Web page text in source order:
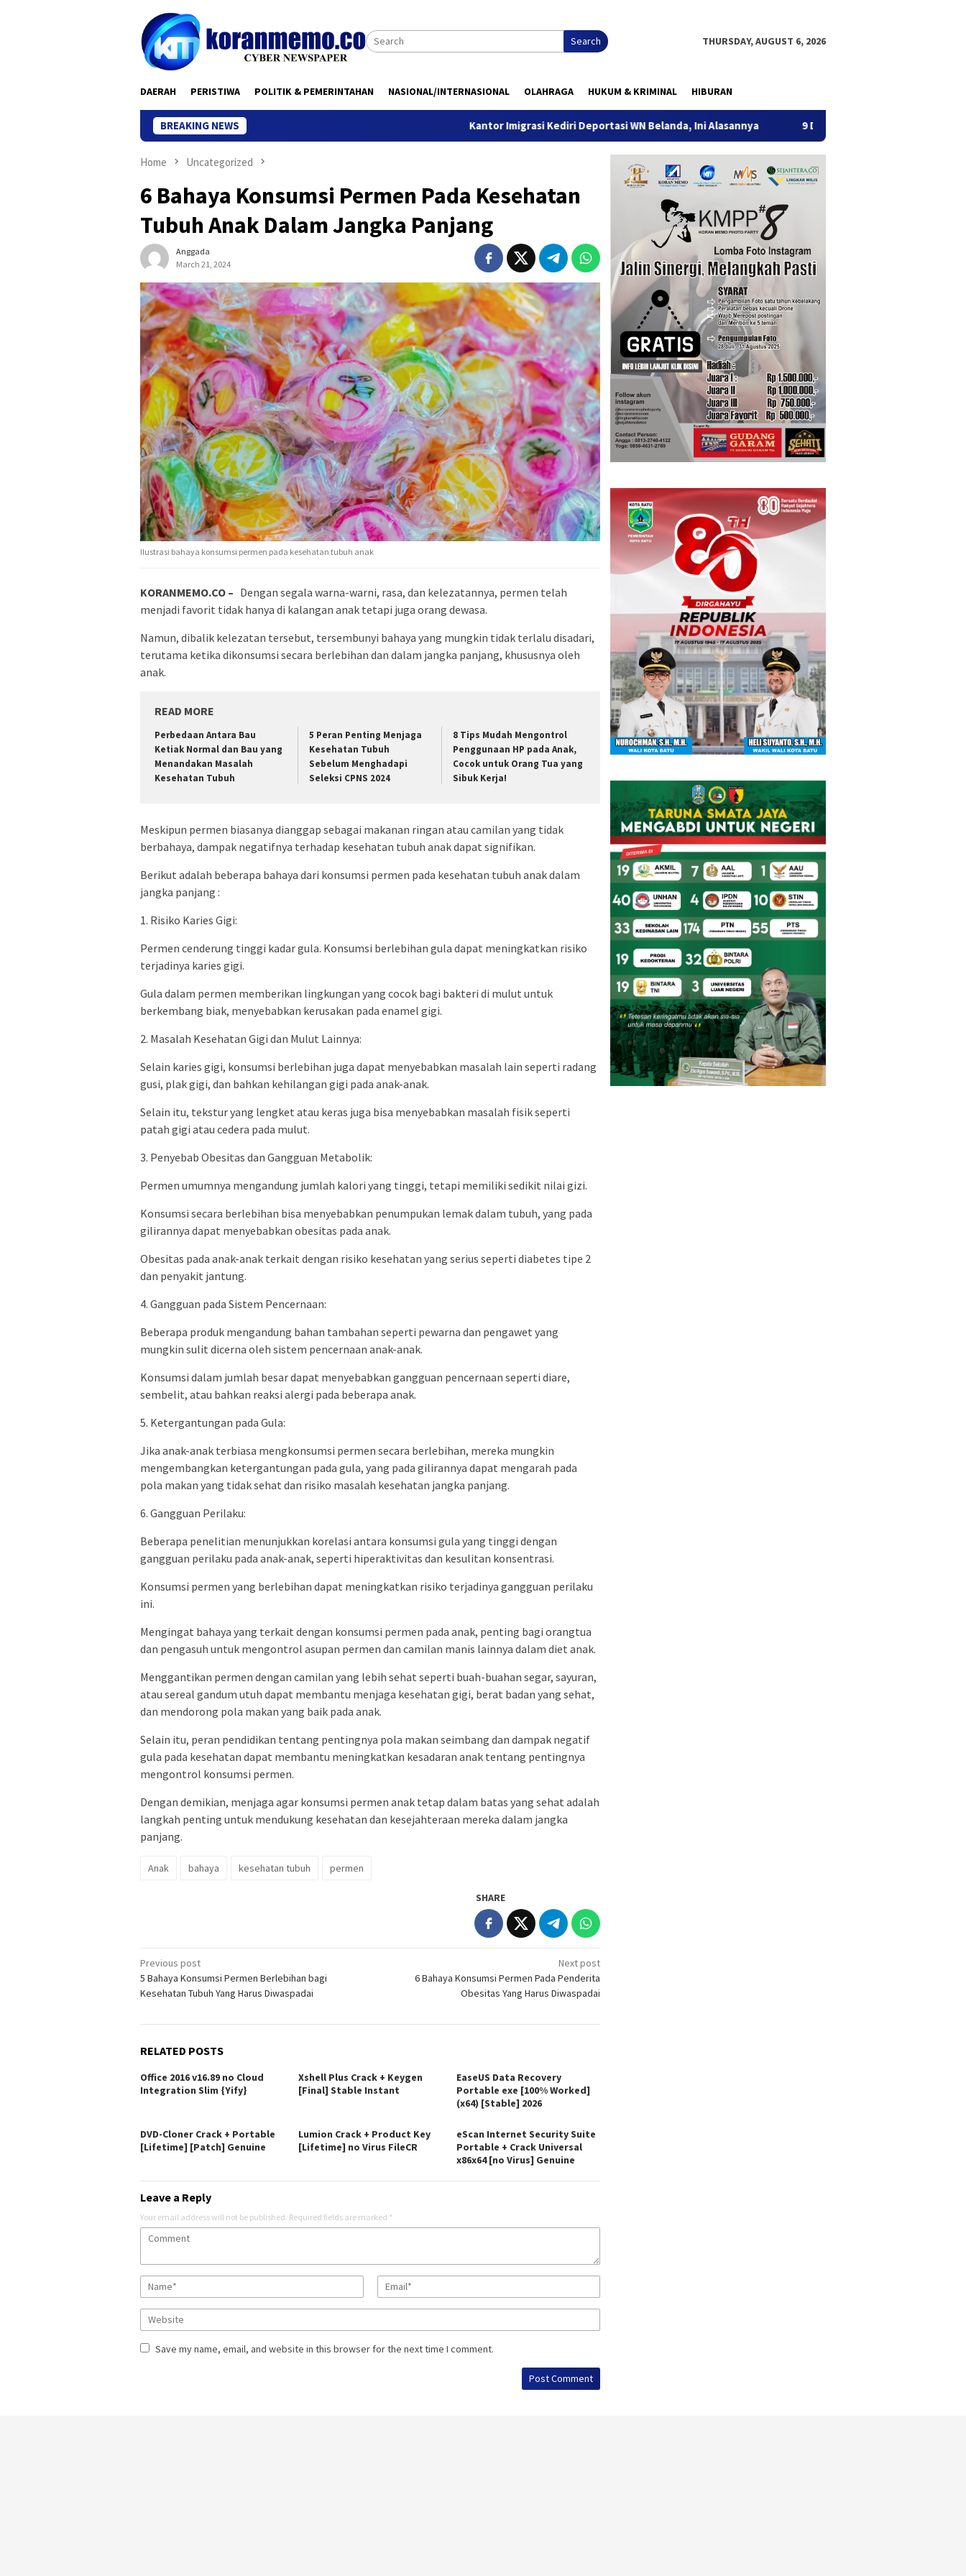
Search THURSDAY, AUGUST 6, 2026
DAERAH PERISTIWA POLITIK & PEMERINTAHAN NASIONAL/INTERNASIONAL OLAHRAGA HUKUM & KRIMINAL HIBURAN
BREAKING NEWS Kantor Imigrasi Kediri Deportasi WN Belanda, Ini Alasannya 9 Desa di 6 Kecamatan Tulungagung Alami
Home Uncategorized
6 Bahaya Konsumsi Permen Pada Kesehatan
Tubuh Anak Dalam Jangka Panjang
Anggada
March 21, 2024
Ilustrasi bahaya konsumsi permen pada kesehatan tubuh anak
KORANMEMO.CO – Dengan segala warna-warni, rasa, dan kelezatannya, permen telah
menjadi favorit tidak hanya di kalangan anak tetapi juga orang dewasa.
Namun, dibalik kelezatan tersebut, tersembunyi bahaya yang mungkin tidak terlalu disadari,
terutama ketika dikonsumsi secara berlebihan dan dalam jangka panjang, khususnya oleh
anak.
READ MORE
Perbedaan Antara Bau
Ketiak Normal dan Bau yang
Menandakan Masalah
Kesehatan Tubuh
5 Peran Penting Menjaga
Kesehatan Tubuh
Sebelum Menghadapi
Seleksi CPNS 2024
8 Tips Mudah Mengontrol
Penggunaan HP pada Anak,
Cocok untuk Orang Tua yang
Sibuk Kerja!
Meskipun permen biasanya dianggap sebagai makanan ringan atau camilan yang tidak
berbahaya, dampak negatifnya terhadap kesehatan tubuh anak dapat signifikan.
Berikut adalah beberapa bahaya dari konsumsi permen pada kesehatan tubuh anak dalam
jangka panjang :
1. Risiko Karies Gigi:
Permen cenderung tinggi kadar gula. Konsumsi berlebihan gula dapat meningkatkan risiko
terjadinya karies gigi.
Gula dalam permen memberikan lingkungan yang cocok bagi bakteri di mulut untuk
berkembang biak, menyebabkan kerusakan pada enamel gigi.
2. Masalah Kesehatan Gigi dan Mulut Lainnya:
Selain karies gigi, konsumsi berlebihan juga dapat menyebabkan masalah lain seperti radang
gusi, plak gigi, dan bahkan kehilangan gigi pada anak-anak.
Selain itu, tekstur yang lengket atau keras juga bisa menyebabkan masalah fisik seperti
patah gigi atau cedera pada mulut.
3. Penyebab Obesitas dan Gangguan Metabolik:
Permen umumnya mengandung jumlah kalori yang tinggi, tetapi memiliki sedikit nilai gizi.
Konsumsi secara berlebihan bisa menyebabkan penumpukan lemak dalam tubuh, yang pada
gilirannya dapat menyebabkan obesitas pada anak.
Obesitas pada anak-anak terkait dengan risiko kesehatan yang serius seperti diabetes tipe 2
dan penyakit jantung.
4. Gangguan pada Sistem Pencernaan:
Beberapa produk mengandung bahan tambahan seperti pewarna dan pengawet yang
mungkin sulit dicerna oleh sistem pencernaan anak-anak.
Konsumsi dalam jumlah besar dapat menyebabkan gangguan pencernaan seperti diare,
sembelit, atau bahkan reaksi alergi pada beberapa anak.
5. Ketergantungan pada Gula:
Jika anak-anak terbiasa mengkonsumsi permen secara berlebihan, mereka mungkin
mengembangkan ketergantungan pada gula, yang pada gilirannya dapat mengarah pada
pola makan yang tidak sehat dan risiko masalah kesehatan jangka panjang.
6. Gangguan Perilaku:
Beberapa penelitian menunjukkan korelasi antara konsumsi gula yang tinggi dengan
gangguan perilaku pada anak-anak, seperti hiperaktivitas dan kesulitan konsentrasi.
Konsumsi permen yang berlebihan dapat meningkatkan risiko terjadinya gangguan perilaku
ini.
Mengingat bahaya yang terkait dengan konsumsi permen pada anak, penting bagi orangtua
dan pengasuh untuk mengontrol asupan permen dan camilan manis lainnya dalam diet anak.
Menggantikan permen dengan camilan yang lebih sehat seperti buah-buahan segar, sayuran,
atau sereal gandum utuh dapat membantu menjaga kesehatan gigi, berat badan yang sehat,
dan mendorong pola makan yang baik pada anak.
Selain itu, peran pendidikan tentang pentingnya pola makan seimbang dan dampak negatif
gula pada kesehatan dapat membantu meningkatkan kesadaran anak tentang pentingnya
mengontrol konsumsi permen.
Dengan demikian, menjaga agar konsumsi permen anak tetap dalam batas yang sehat adalah
langkah penting untuk mendukung kesehatan dan kesejahteraan mereka dalam jangka
panjang.
Anak bahaya kesehatan tubuh permen
SHARE
Post
navigation
Previous post
5 Bahaya Konsumsi Permen Berlebihan bagi
Kesehatan Tubuh Yang Harus Diwaspadai
Next post
6 Bahaya Konsumsi Permen Pada Penderita
Obesitas Yang Harus Diwaspadai
RELATED POSTS
Office 2016 v16.89 no Cloud
Integration Slim {Yify}
Xshell Plus Crack + Keygen
[Final] Stable Instant
EaseUS Data Recovery
Portable exe [100% Worked]
(x64) [Stable] 2026
DVD-Cloner Crack + Portable
[Lifetime] [Patch] Genuine
Lumion Crack + Product Key
[Lifetime] no Virus FileCR
eScan Internet Security Suite
Portable + Crack Universal
x86x64 [no Virus] Genuine
Leave a Reply
Your email address will not be published. Required fields are marked *
Save my name, email, and website in this browser for the next time I comment.